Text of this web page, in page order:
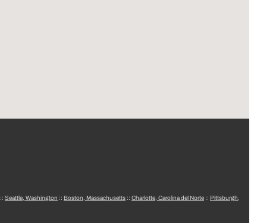
:: Seattle, Washington :: Boston, Massachusetts :: Charlotte, Carolina del Norte :: Pittsburgh,